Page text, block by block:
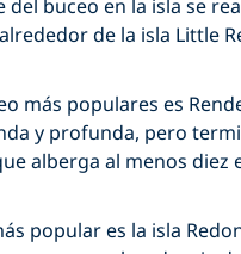
buceo en la isla se
de la isla Little
más populares es
y profunda, pero
alberga al menos diez
popular es la isla